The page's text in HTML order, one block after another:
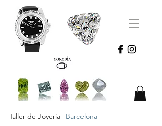
Taller de Joyeria | Barcelona